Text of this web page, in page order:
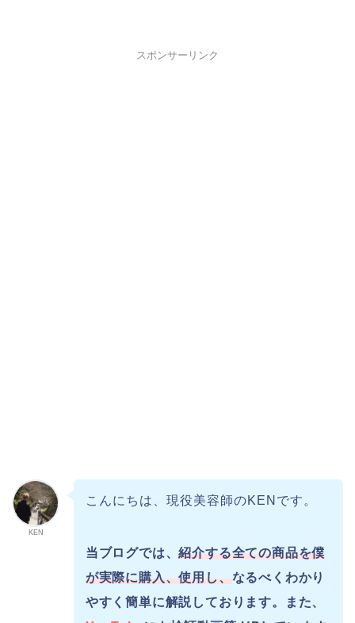
スポンサーリンク
KEN
こんにちは、現役美容師のKENです。
当ブログでは、紹介する全ての商品を僕
が実際に購入、使用し、なるべくわかり
やすく簡単に解説しております。また、